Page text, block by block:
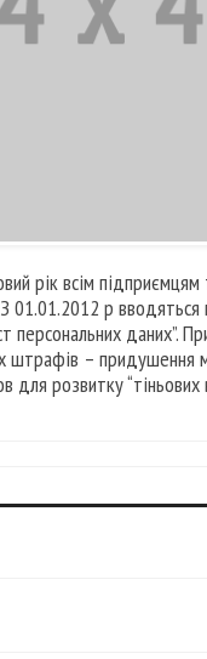
рік всім
З 01.01.2012 р
даних”.
– придушення
для розвитку “тіньових